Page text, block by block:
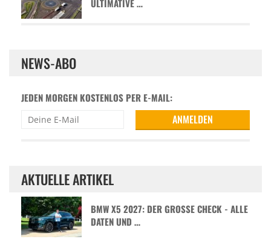
ULTIMATIVE …
NEWS-ABO
JEDEN MORGEN KOSTENLOS PER E-MAIL:
AKTUELLE ARTIKEL
BMW X5 2027: DER GROSSE CHECK - ALLE D
ATEN UND …